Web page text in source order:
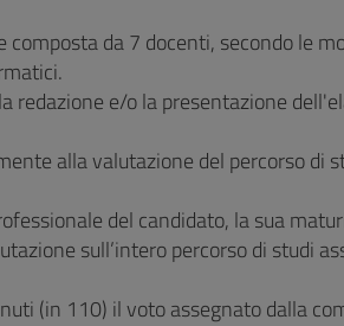
da 7 docenti, secondo le
redazione e/o la presentazione
alla valutazione del percorso di
del candidato, la sua
sull’intero percorso di studi
(in 110) il voto assegnato dalla